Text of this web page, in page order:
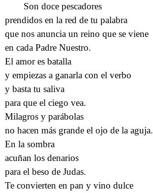
Son doce pescadores
prendidos en la red de tu palabra
que nos anuncia un reino que se viene
en cada Padre Nuestro.
El amor es batalla
y empiezas a ganarla con el verbo
y basta tu saliva
para que el ciego vea.
Milagros y parábolas
no hacen más grande el ojo de la aguja.
En la sombra
acuñan los denarios
para el beso de Judas.
Te convierten en pan y vino dulce